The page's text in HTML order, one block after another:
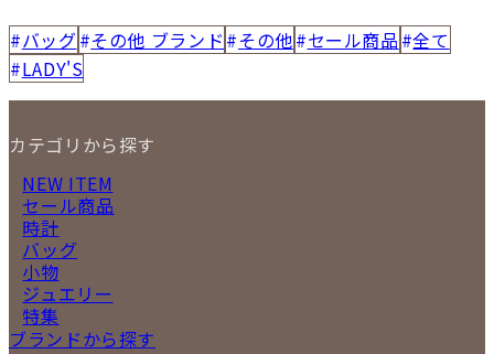
バッグ その他 ブランド その他 セール商品 全て
LADY'S
カテゴリから探す
NEW ITEM
セール商品
時計
バッグ
小物
ジュエリー
特集
ブランドから探す